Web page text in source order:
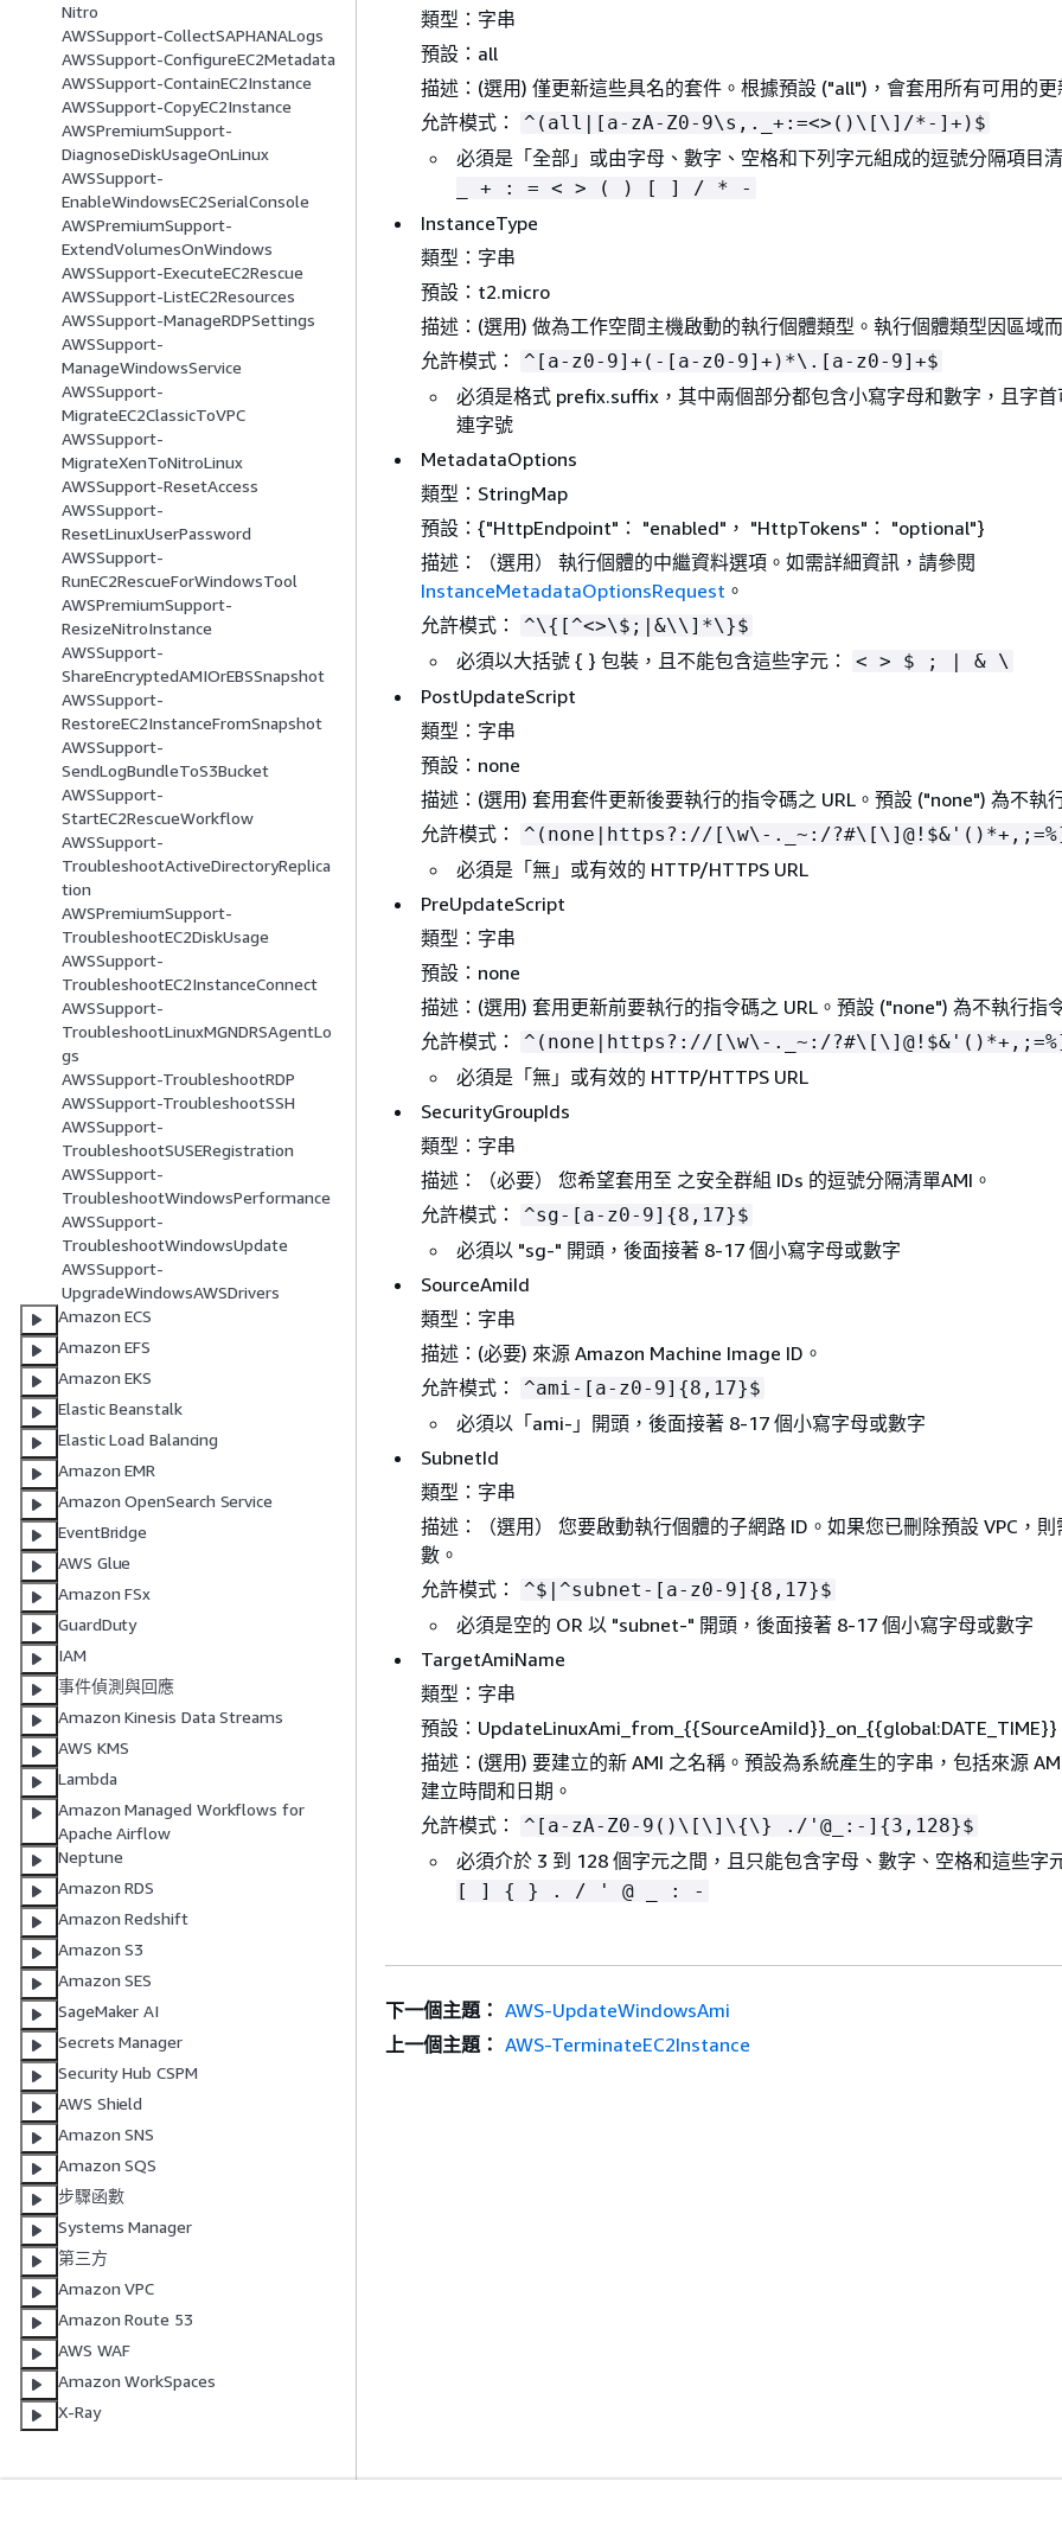
Nitro
AWSSupport-CollectSAPHANALogs
AWSSupport-ConfigureEC2Metadata
AWSSupport-ContainEC2Instance
AWSSupport-CopyEC2Instance
AWSPremiumSupport-
DiagnoseDiskUsageOnLinux
AWSSupport-
EnableWindowsEC2SerialConsole
AWSPremiumSupport-
ExtendVolumesOnWindows
AWSSupport-ExecuteEC2Rescue
AWSSupport-ListEC2Resources
AWSSupport-ManageRDPSettings
AWSSupport-
ManageWindowsService
AWSSupport-
MigrateEC2ClassicToVPC
AWSSupport-
MigrateXenToNitroLinux
AWSSupport-ResetAccess
AWSSupport-
ResetLinuxUserPassword
AWSSupport-
RunEC2RescueForWindowsTool
AWSPremiumSupport-
ResizeNitroInstance
AWSSupport-
ShareEncryptedAMIOrEBSSnapshot
AWSSupport-
RestoreEC2InstanceFromSnapshot
AWSSupport-
SendLogBundleToS3Bucket
AWSSupport-
StartEC2RescueWorkflow
AWSSupport-
TroubleshootActiveDirectoryReplica
tion
AWSPremiumSupport-
TroubleshootEC2DiskUsage
AWSSupport-
TroubleshootEC2InstanceConnect
AWSSupport-
TroubleshootLinuxMGNDRSAgentLo
gs
AWSSupport-TroubleshootRDP
AWSSupport-TroubleshootSSH
AWSSupport-
TroubleshootSUSERegistration
AWSSupport-
TroubleshootWindowsPerformance
AWSSupport-
TroubleshootWindowsUpdate
AWSSupport-
UpgradeWindowsAWSDrivers
Amazon ECS
Amazon EFS
Amazon EKS
Elastic Beanstalk
Elastic Load Balancing
Amazon EMR
Amazon OpenSearch Service
EventBridge
AWS Glue
Amazon FSx
GuardDuty
IAM
事件偵測與回應
Amazon Kinesis Data Streams
AWS KMS
Lambda
Amazon Managed Workflows for
Apache Airflow
Neptune
Amazon RDS
Amazon Redshift
Amazon S3
Amazon SES
SageMaker AI
Secrets Manager
Security Hub CSPM
AWS Shield
Amazon SNS
Amazon SQS
步驟函數
Systems Manager
第三方
Amazon VPC
Amazon Route 53
AWS WAF
Amazon WorkSpaces
X-Ray
類型：字串
預設：all
描述：(選用) 僅更新這些具名的套件。根據預設 ("all")，會套用所有可用的更
允許模式：
^(all|[a-zA-Z0-9\s,._+:=<>()\[\]/*-]+)$
必須是「全部」或由字母、數字、空格和下列字元組成的逗號分隔項目清
_ + : = < > ( ) [ ] / * -
InstanceType
類型：字串
預設：t2.micro
描述：(選用) 做為工作空間主機啟動的執行個體類型。執行個體類型因區域
允許模式：
^[a-z0-9]+(-[a-z0-9]+)*\.[a-z0-9]+$
必須是格式 prefix.suffix，其中兩個部分都包含小寫字母和數字，且字首
連字號
MetadataOptions
類型：StringMap
預設： {"HttpEndpoint"： "enabled"， "HttpTokens"： "optional"}
描述：（選用） 執行個體的中繼資料選項。如需詳細資訊，請參閱
InstanceMetadataOptionsRequest 。
允許模式：
^\{ [^<>\$;|&\\]*\}$
必須以大括號 { } 包裝，且不能包含這些字元： < > $ ; | & \
PostUpdateScript
類型：字串
預設：none
描述：(選用) 套用套件更新後要執行的指令碼之 URL。預設 ("none") 為不執
允許模式：
^(none|https?://[\w\-._~:/
必須是「無」或有效的 HTTP/HTTPS URL
PreUpdateScript
類型：字串
預設：none
描述：(選用) 套用更新前要執行的指令碼之 URL。預設 ("none") 為不執行指
允許模式：
^(none|https?://[\w\-._~:/
必須是「無」或有效的 HTTP/HTTPS URL
SecurityGroupIds
類型：字串
描述：（必要） 您希望套用至 之安全群組 IDs 的逗號分隔清單AMI。
允許模式：
^sg-[a-z0-9] {8,17}$
必須以 "sg-" 開頭，後面接著 8-17 個小寫字母或數字
SourceAmiId
類型：字串
描述：(必要) 來源 Amazon Machine Image ID。
允許模式：
^ami-[a-z0-9] {8,17}$
必須以「ami-」開頭，後面接著 8-17 個小寫字母或數字
SubnetId
類型：字串
描述：（選用） 您要啟動執行個體的子網路 ID。如果您已刪除預設 VPC，
數。
允許模式：
^$|^subnet-[a-z0-9] {8,17}$
必須是空的 OR 以 "subnet-" 開頭，後面接著 8-17 個小寫字母或數字
TargetAmiName
類型：字串
預設：UpdateLinuxAmi_from_ {{SourceAmiId}}_on_ {{global:DATE_TIME}}
描述：(選用) 要建立的新 AMI 之名稱。預設為系統產生的字串，包括來源
建立時間和日期。
允許模式：
^[a-zA-Z0-9()\[\]\{\} ./'@_:-] {3,128}$
必須介於 3 到 128 個字元之間，且只能包含字母、數字、空格和這些字
[ ] { } . / ' @ _ : -
下一個主題： AWS-UpdateWindowsAmi
上一個主題： AWS-TerminateEC2Instance